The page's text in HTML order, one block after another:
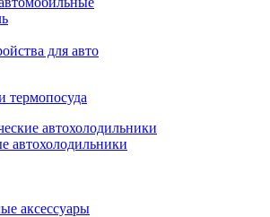
для авто
термопосуда
автохолодильники
автохолодильники
аксессуары